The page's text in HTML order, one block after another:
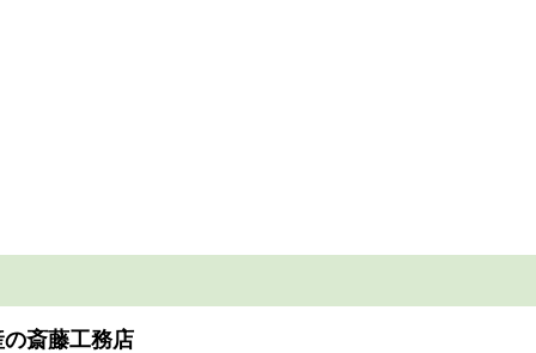
斎藤工務店